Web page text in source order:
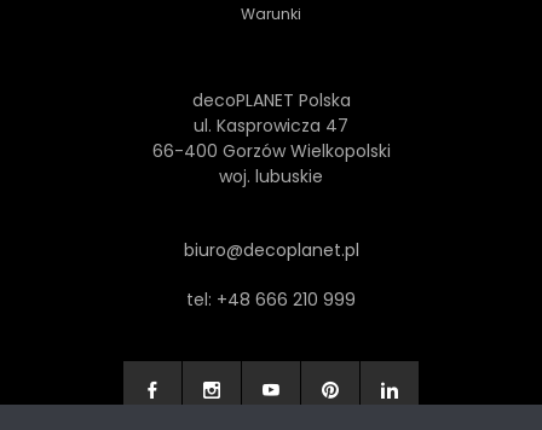
Warunki
decoPLANET Polska
ul. Kasprowicza 47
66-400 Gorzów Wielkopolski
woj. lubuskie
biuro@decoplanet.pl
tel: +48 666 210 999